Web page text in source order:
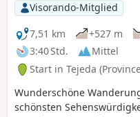
Visorando-Mitglied
7,51 km
+527 m
3:40 Std.
Mittel
Start in Tejeda
Wunderschöne
schönsten